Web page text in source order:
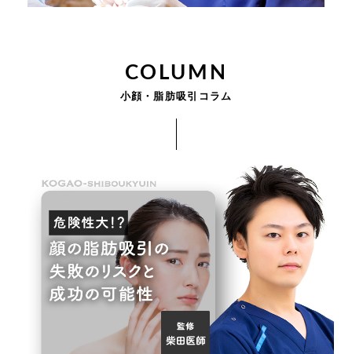
COLUMN
小顔・脂肪吸引コラム